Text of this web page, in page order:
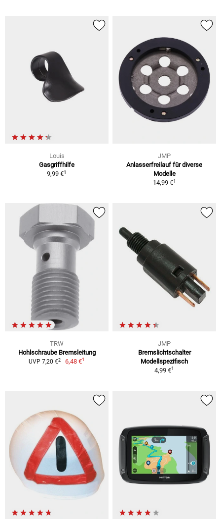
Louis
Gasgriffhilfe
9,99 €1
JMP
Anlasserfreilauf für diverse
Modelle
14,99 €1
TRW
Hohlschraube Bremsleitung
UVP 7,20 €2 6,48 €1
JMP
Bremslichtschalter
Modellspezifisch
4,99 €1